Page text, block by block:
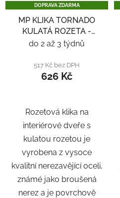
DOPRAVA ZDARMA
MP KLIKA TORNADO
KULATÁ ROZETA -
NEREZ
do 2 až 3 týdnů
517 Kč bez DPH
626 Kč
Rozetová klika na
interiérové ​​dveře s
kulatou rozetou je
vyrobena z vysoce
kvalitní nerezavějící oceli,
známé jako broušená
nerez a je povrchově